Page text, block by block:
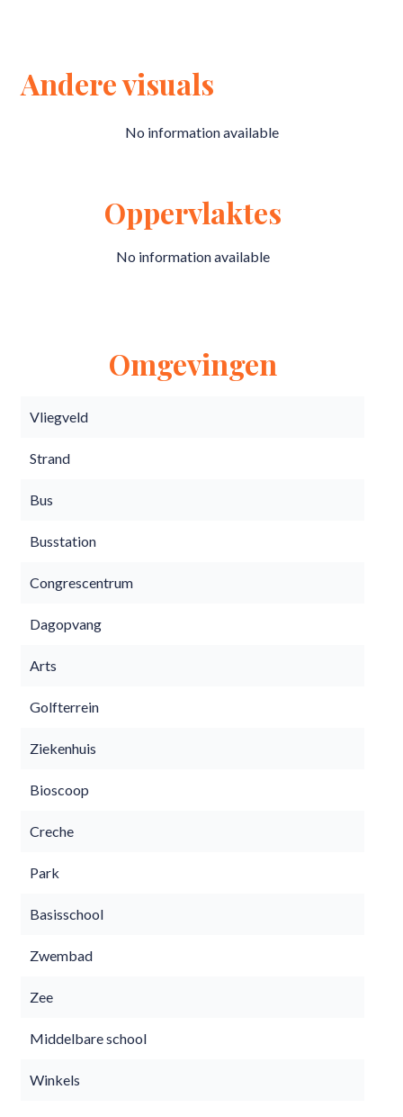
Andere visuals
No information available
Oppervlaktes
No information available
Omgevingen
Vliegveld
Strand
Bus
Busstation
Congrescentrum
Dagopvang
Arts
Golfterrein
Ziekenhuis
Bioscoop
Creche
Park
Basisschool
Zwembad
Zee
Middelbare school
Winkels